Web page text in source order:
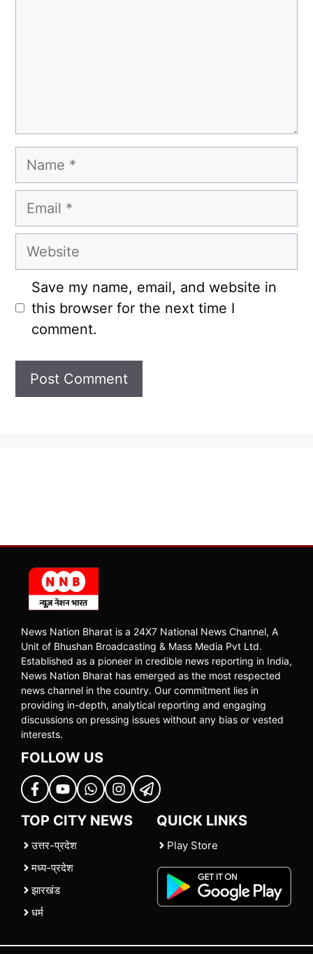
Name
Email
Website
Save my name, email, and website in
this browser for the next time I
comment.
News Nation Bharat is a 24X7 National News Channel, A
Unit of Bhushan Broadcasting & Mass Media Pvt Ltd.
Established as a pioneer in credible news reporting in India,
News Nation Bharat has emerged as the most respected
news channel in the country. Our commitment lies in
providing in-depth, analytical reporting and engaging
discussions on pressing issues without any bias or vested
interests.
FOLLOW US
TOP CITY NEWS
उत्तर-प्रदेश
मध्य-प्रदेश
झारखंड
धर्म
QUICK LINKS
Play Store